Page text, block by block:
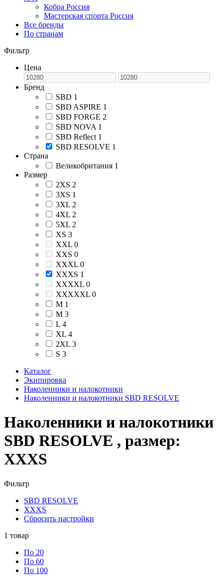
Кобра Россия
Мастерская спорта Россия
Все бренды
По странам
Фильтр
Цена
Бренд
SBD 1
SBD ASPIRE 1
SBD FORGE 2
SBD NOVA 1
SBD Reflect 1
SBD RESOLVE 1
Страна
Великобритания 1
Размер
2XS 2
3XS 1
3XL 2
4XL 2
5XL 2
XS 3
XXL 0
XXS 0
XXXL 0
XXXS 1
XXXXL 0
XXXXXL 0
М 1
M 3
L 4
XL 4
2XL 3
S 3
Каталог
Экипировка
Наколенники и налокотники
Наколенники и налокотники SBD RESOLVE
Наколенники и налокотники
SBD RESOLVE , размер:
XXXS
Фильтр
SBD RESOLVE
XXXS
Сбросить настройки
1 товар
По 20
По 60
По 100